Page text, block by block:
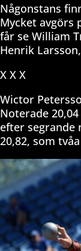
Någonstans
Mycket avgörs
får se William
Henrik
X X X
Wictor
Noterade
efter segrande
20,82, som